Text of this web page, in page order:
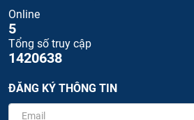
Online
5
Tổng số truy cập
1420638
ĐĂNG KÝ THÔNG TIN